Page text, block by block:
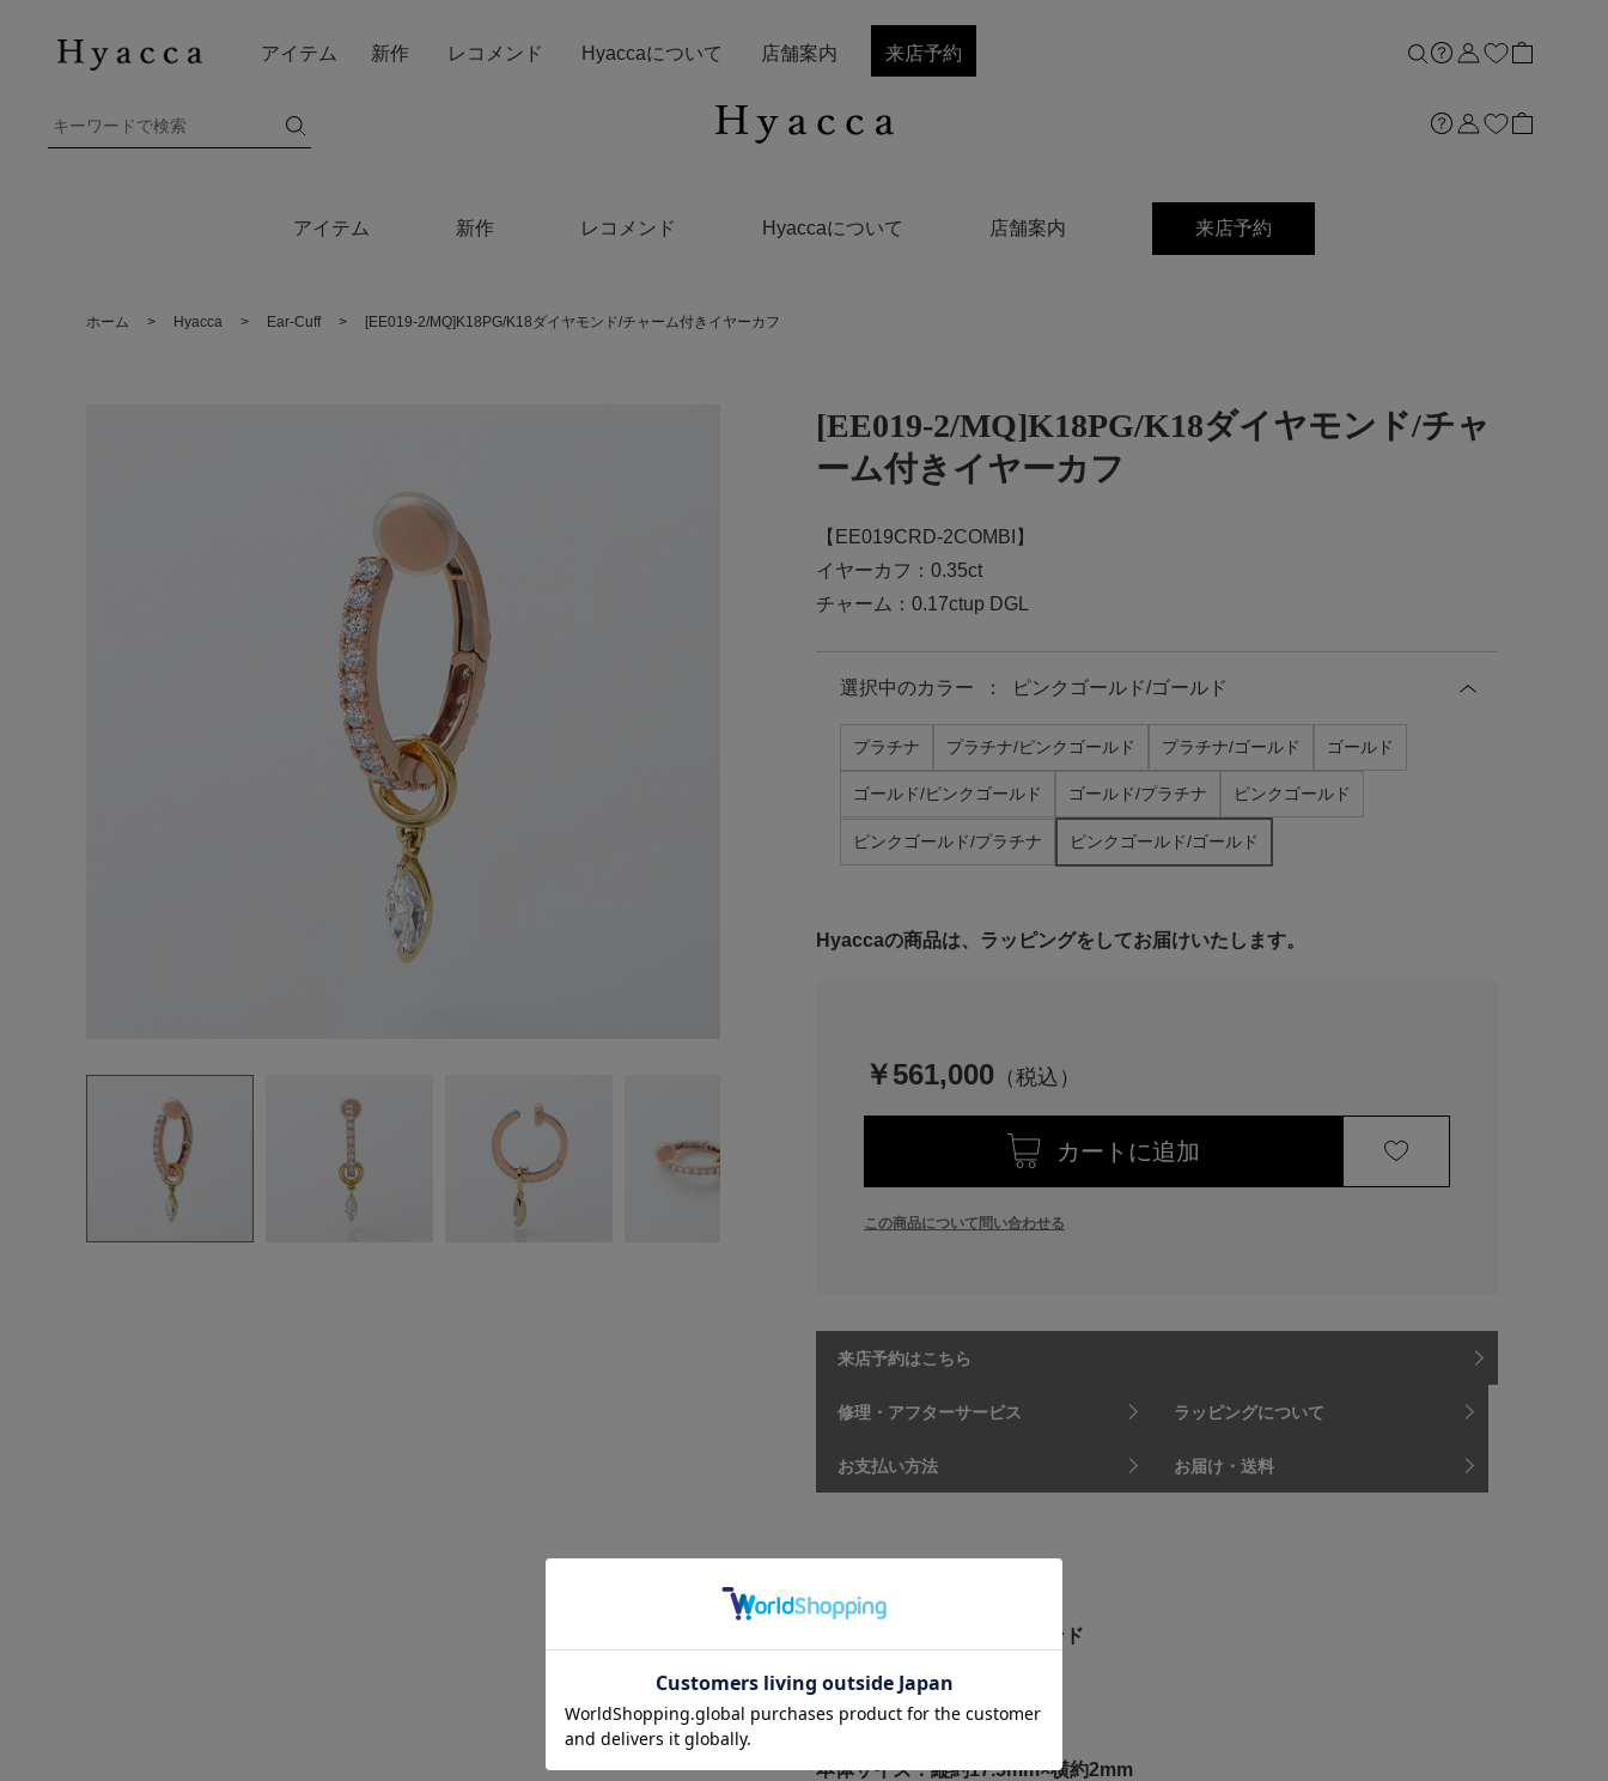
アイテム 新作 レコメンド Hyaccaについて 店舗案内 来店予約
アイテム 新作 レコメンド Hyaccaについて 店舗案内 来店予約
ホーム > Hyacca > Ear-Cuff > [EE019-2/MQ]K18PG/K18ダイヤモンド/チャーム付きイヤーカフ
[EE019-2/MQ]K18PG/K18ダイヤモンド/チャ
ーム付きイヤーカフ
【EE019CRD-2COMBI】
イヤーカフ：0.35ct
チャーム：0.17ctup DGL
選択中のカラー ： ピンクゴールド/ゴールド
プラチナ プラチナ/ピンクゴールド プラチナ/ゴールド ゴールド
ゴールド/ピンクゴールド ゴールド/プラチナ ピンクゴールド
ピンクゴールド/プラチナ ピンクゴールド/ゴールド
Hyaccaの商品は、ラッピングをしてお届けいたします。
￥561,000
カートに追加
この商品について問い合わせる
来店予約はこちら
修理・アフターサービス ラッピングについて
お支払い方法 お届け・送料
【商品情報】
素材:K18PG/K18/ダイヤモンド
右･左兼用
本体サイズ：縦約17.5mm×横約2mm